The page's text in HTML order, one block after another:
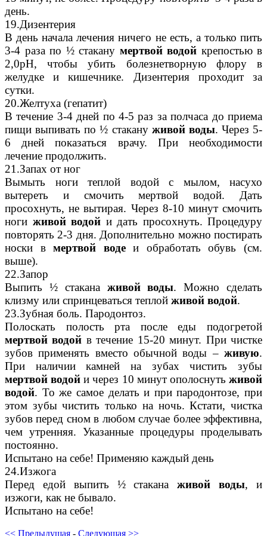
день.
19.Дизентерия
В день начала лечения ничего не есть, а только пить
3-4 раза по ½ стакану мертвой водой крепостью в
2,0рН, чтобы убить болезнетворную флору в
желудке и кишечнике. Дизентерия проходит за
сутки.
20.Желтуха (гепатит)
В течение 3-4 дней по 4-5 раз за полчаса до приема
пищи выпивать по ½ стакану живой воды. Через 5-
6 дней показаться врачу. При необходимости
лечение продолжить.
21.Запах от ног
Вымыть ноги теплой водой с мылом, насухо
вытереть и смочить мертвой водой. Дать
просохнуть, не вытирая. Через 8-10 минут смочить
ноги живой водой и дать просохнуть. Процедуру
повторять 2-3 дня. Дополнительно можно постирать
носки вмертвой водеи обработать обувь (см.
выше).
22.Запор
Выпить ½ стакана живой воды. Можно сделать
клизму или спринцеваться теплой живой водой.
23.Зубная боль. Пародонтоз.
Полоскать полость рта после еды подогретой
мертвой водой в течение 15-20 минут. При чистке
зубов применять вместо обычной воды – живую.
При наличии камней на зубах чистить зубы
мертвой водой и через 10 минут ополоснутьживой
водой. То же самое делать и при пародонтозе, при
этом зубы чистить только на ночь. Кстати, чистка
зубов перед сном в любом случае более эффективна,
чем утренняя. Указанные процедуры проделывать
постоянно.
Испытано на себе! Применяю каждый день
24.Изжога
Перед едой выпить ½ стаканаживой воды, и
изжоги, как не бывало.
Испытано на себе!
<< Предыдущая - Следующая >>